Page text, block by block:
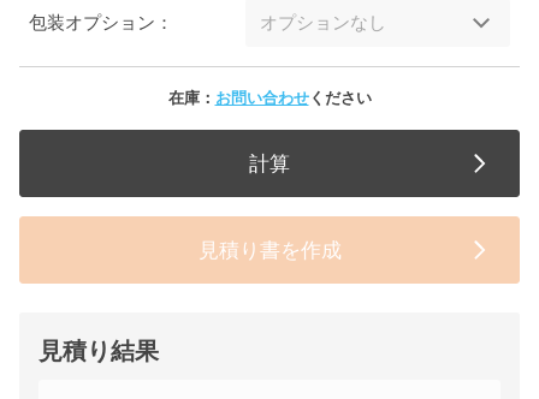
包装オプション：
在庫： お問い合わせください
計算
見積り書を作成
見積り結果